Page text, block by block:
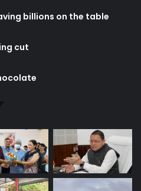
billions on the table
cut